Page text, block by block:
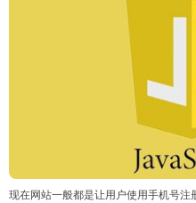
现在网站一般都是让用户使用手机号